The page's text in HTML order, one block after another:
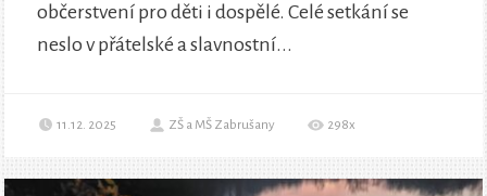
občerstvení pro děti i dospělé. Celé setkání se
neslo v přátelské a slavnostní...
11.12. 2025 ZŠ a MŠ Zabrušany 298x